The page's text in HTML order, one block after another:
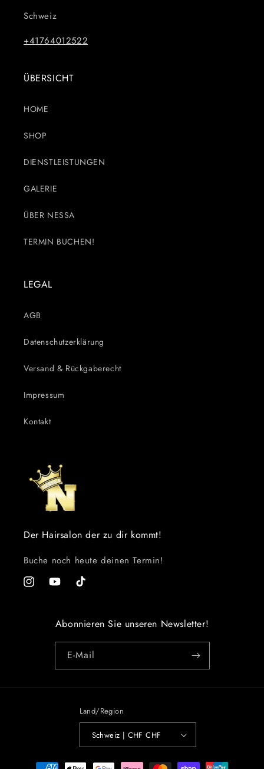
Schweiz
+41764012522
ÜBERSICHT
HOME
SHOP
DIENSTLEISTUNGEN
GALERIE
ÜBER NESSA
TERMIN BUCHEN!
LEGAL
AGB
Datenschutzerklärung
Versand & Rückgaberecht
Impressum
Kontakt
Der Hairsalon der zu dir kommt!
Buche noch heute deinen Termin!
InstagramYouTubeTikTok
Abonnieren Sie unseren Newsletter!
E-Mail
Land/Region
Schweiz | CHF CHF
Zahlungsmethoden